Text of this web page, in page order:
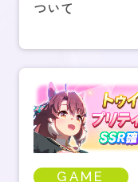
ついて
GAME